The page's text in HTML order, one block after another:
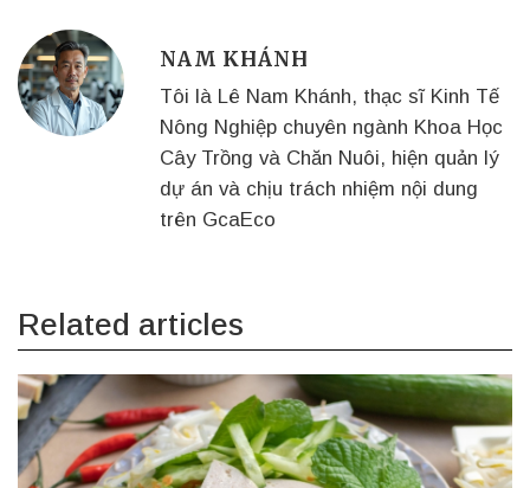
NAM KHÁNH
Tôi là Lê Nam Khánh, thạc sĩ Kinh Tế
Nông Nghiệp chuyên ngành Khoa Học
Cây Trồng và Chăn Nuôi, hiện quản lý
dự án và chịu trách nhiệm nội dung
trên GcaEco
Related articles